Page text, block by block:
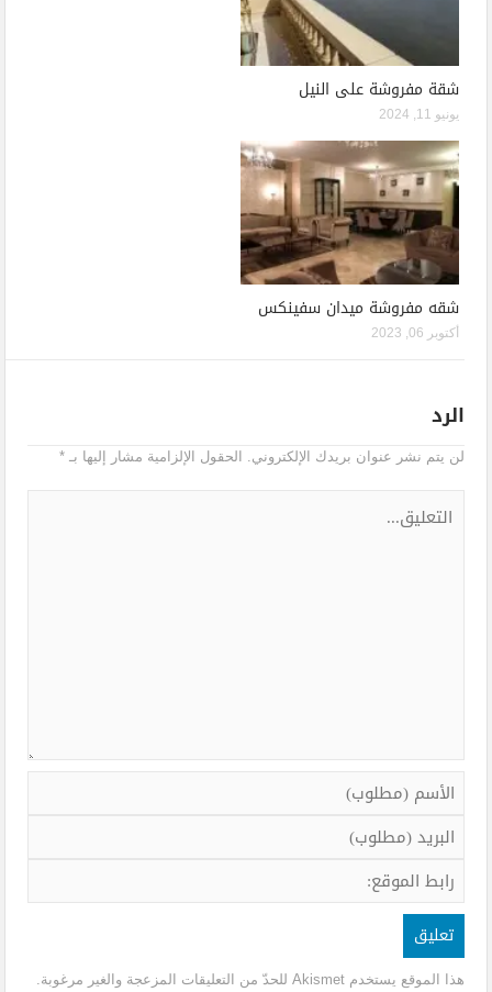
شقة مفروشة على النيل
يونيو 11, 2024
شقه مفروشة ميدان سفينكس
أكتوبر 06, 2023
الرد
لن يتم نشر عنوان بريدك الإلكتروني. الحقول الإلزامية مشار إليها بـ*
هذا الموقع يستخدم Akismet للحدّ من التعليقات المزعجة والغير مرغوبة.